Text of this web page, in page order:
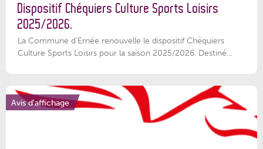
Dispositif Chéquiers Culture Sports Loisirs
2025/2026.
La Commune d'Ernée renouvelle le dispositif Chéquiers
Culture Sports Loisirs pour la saison 2025/2026. Destiné...
Avis d'affichage